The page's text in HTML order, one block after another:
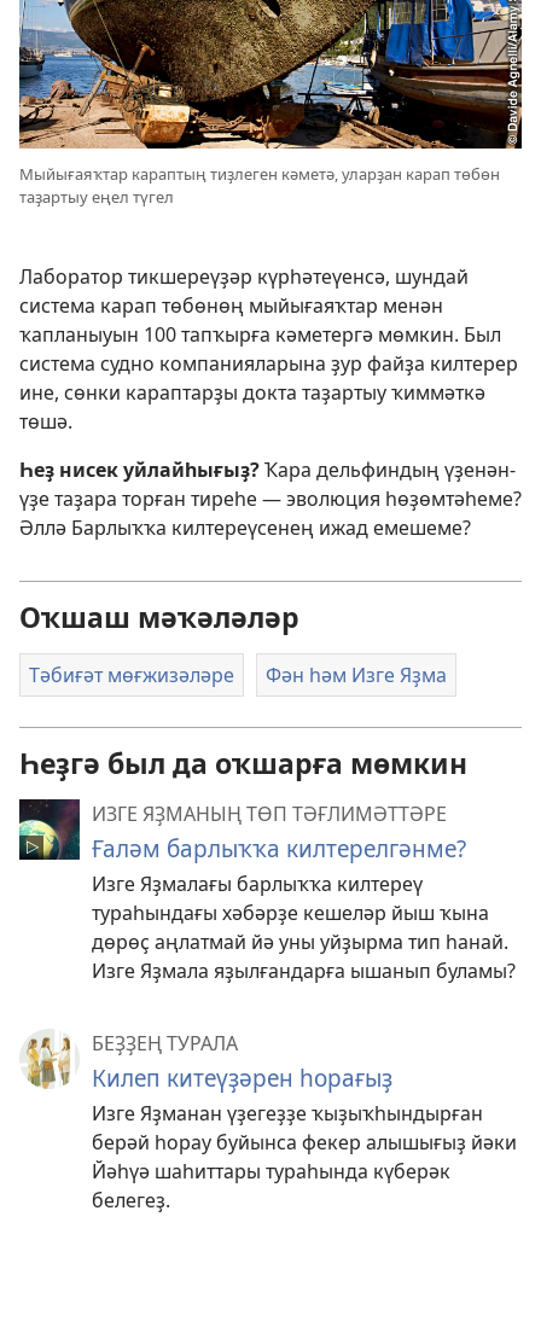
Мыйығаяҡтар караптың тиҙлеген кәметә, уларҙан карап төбөн
таҙартыу еңел түгел
Лаборатор тикшереүҙәр күрһәтеүенсә, шундай
система карап төбөнөң мыйығаяҡтар менән
ҡапланыуын 100 тапҡырға кәметергә мөмкин. Был
система судно компанияларына ҙур файҙа килтерер
ине, сөнки караптарҙы докта таҙартыу ҡиммәткә
төшә.
Һеҙ нисек уйлайһығыҙ?Ҡара дельфиндың үҙенән-
үҙе таҙара торған тиреһе — эволюция һөҙөмтәһеме?
Әллә Барлыҡҡа килтереүсенең ижад емешеме?
Оҡшаш мәҡәләләр
Тәбиғәт мөғжизәләре Фән һәм Изге Яҙма
Һеҙгә был да оҡшарға мөмкин
ИЗГЕ ЯҘМАНЫҢ ТӨП ТӘҒЛИМӘТТӘРЕ
Ғаләм барлыҡҡа килтерелгәнме?
Изге Яҙмалағы барлыҡҡа килтереү
тураһындағы хәбәрҙе кешеләр йыш ҡына
дөрөҫ аңлатмай йә уны уйҙырма тип һанай.
Изге Яҙмала яҙылғандарға ышанып буламы?
БЕҘҘЕҢ ТУРАЛА
Килеп китеүҙәрен һорағыҙ
Изге Яҙманан үҙегеҙҙе ҡыҙыҡһындырған
берәй һорау буйынса фекер алышығыҙ йәки
Йәһүә шаһиттары тураһында күберәк
белегеҙ.